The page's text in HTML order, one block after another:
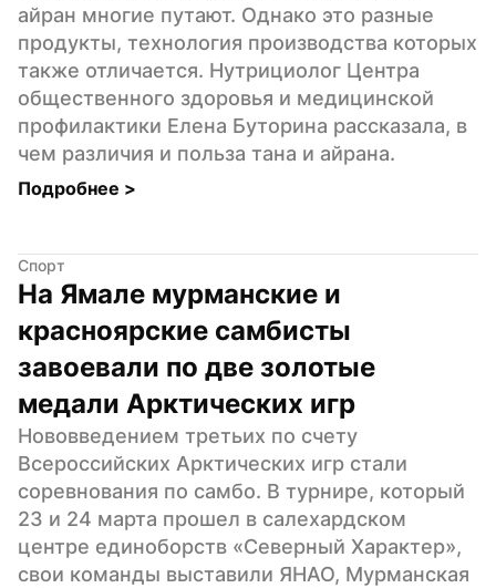
айран многие путают. Однако это разные
продукты, технология производства которых
также отличается. Нутрициолог Центра
общественного здоровья и медицинской
профилактики Елена Буторина рассказала, в
чем различия и польза тана и айрана.
Подробнее >
Спорт
На Ямале мурманские и
красноярские самбисты
завоевали по две золотые
медали Арктических игр
Нововведением третьих по счету
Всероссийских Арктических игр стали
соревнования по самбо. В турнире, который
23 и 24 марта прошел в салехардском
центре единоборств «Северный Характер»,
свои команды выставили ЯНАО, Мурманская